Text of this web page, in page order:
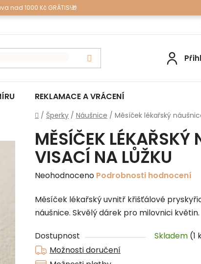
nad 1000 Kč GRÁTIS!🎁
REKLAMACE A VRÁCENÍ
Domů
/ Šperky / Náušnice / Měsíček lékařský
MĚSÍČEK LÉKAŘSKÝ
VISACÍ NA LŮŽKU
Průměrné
produktu
je
z
5
Neohodnoceno Podrobnosti hodnocení
Měsíček lékařský uvnitř křišťálové
náušnice. Skvělý dárek pro milovnici květin.
Dostupnost Skladem (1
Možnosti doručení